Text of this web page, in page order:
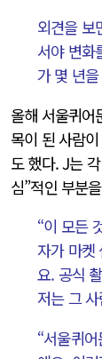
외견을 보
서야 변화
가 몇 년
올해 서울퀴어
목이 된 사람
도 했다. J는
심”적인 부분
“이 모든
자가 마켓
요. 공식
저는 그
“서울퀴